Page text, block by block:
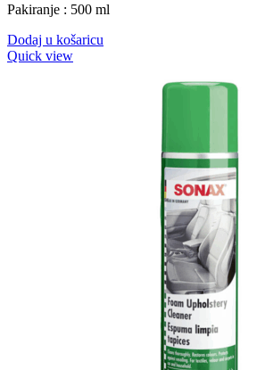
Pakiranje : 500 ml
Dodaj u košaricu
Quick view